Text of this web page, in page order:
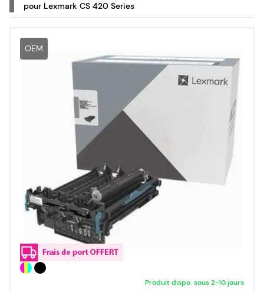
pour Lexmark CS 420 Series
OEM
Produit dispo. sous 2-10 jours